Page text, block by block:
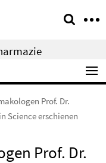
Prof. Dr.
Science erschienen
Prof. Dr.